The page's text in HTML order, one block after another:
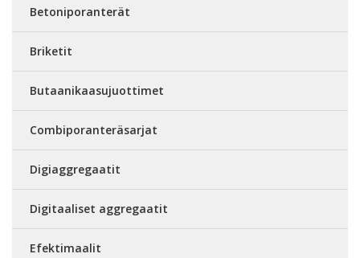
Betoniporanterät
Briketit
Butaanikaasujuottimet
Combiporanteräsarjat
Digiaggregaatit
Digitaaliset aggregaatit
Efektimaalit